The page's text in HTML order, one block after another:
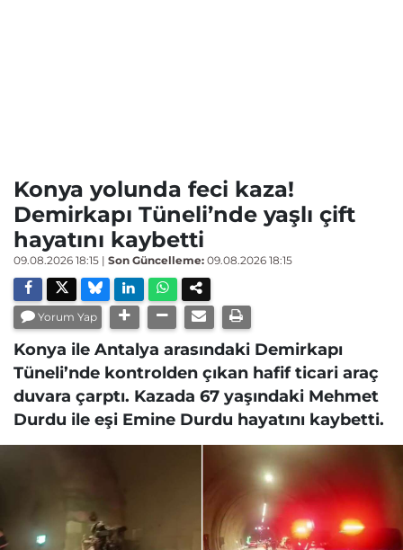
Konya yolunda feci kaza!
Demirkapı Tüneli’nde yaşlı çift
hayatını kaybetti
09.08.2026 18:15 | Son Güncelleme: 09.08.2026 18:15
Yorum Yap
Konya ile Antalya arasındaki Demirkapı
Tüneli’nde kontrolden çıkan hafif ticari araç
duvara çarptı. Kazada 67 yaşındaki Mehmet
Durdu ile eşi Emine Durdu hayatını kaybetti.